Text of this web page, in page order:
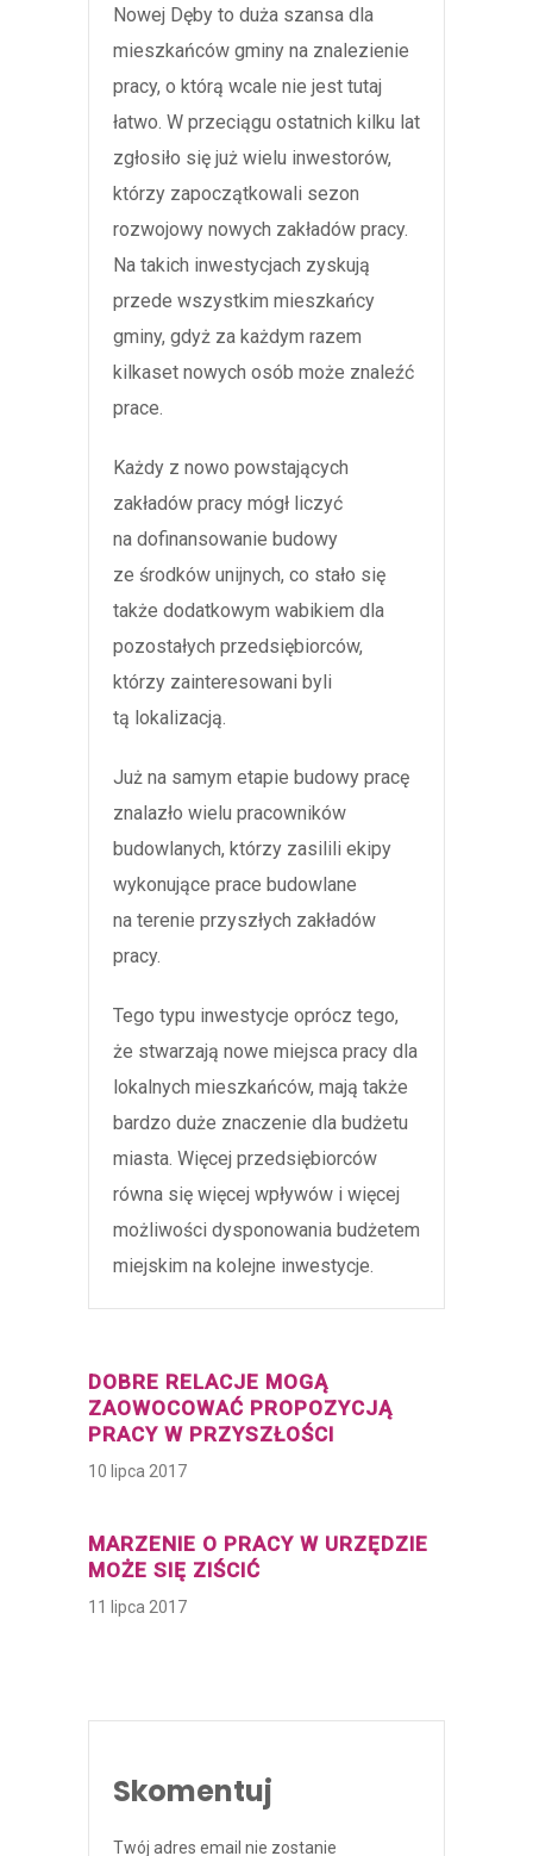
Nowej Dęby to duża szansa dla
mieszkańców gminy na znalezienie
pracy, o którą wcale nie jest tutaj
łatwo. W przeciągu ostatnich kilku lat
zgłosiło się już wielu inwestorów,
którzy zapoczątkowali sezon
rozwojowy nowych zakładów pracy.
Na takich inwestycjach zyskują
przede wszystkim mieszkańcy
gminy, gdyż za każdym razem
kilkaset nowych osób może znaleźć
prace.
Każdy z nowo powstających
zakładów pracy mógł liczyć
na dofinansowanie budowy
ze środków unijnych, co stało się
także dodatkowym wabikiem dla
pozostałych przedsiębiorców,
którzy zainteresowani byli
tą lokalizacją.
Już na samym etapie budowy pracę
znalazło wielu pracowników
budowlanych, którzy zasilili ekipy
wykonujące prace budowlane
na terenie przyszłych zakładów
pracy.
Tego typu inwestycje oprócz tego,
że stwarzają nowe miejsca pracy dla
lokalnych mieszkańców, mają także
bardzo duże znaczenie dla budżetu
miasta. Więcej przedsiębiorców
równa się więcej wpływów i więcej
możliwości dysponowania budżetem
miejskim na kolejne inwestycje.
DOBRE RELACJE MOGĄ
ZAOWOCOWAĆ PROPOZYCJĄ
PRACY W PRZYSZŁOŚCI
10 lipca 2017
MARZENIE O PRACY W URZĘDZIE
MOŻE SIĘ ZIŚCIĆ
11 lipca 2017
Skomentuj
Twój adres email nie zostanie